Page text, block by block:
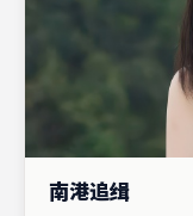
南港追缉